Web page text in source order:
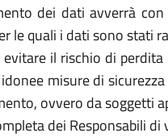
dei dati avverrà
le quali i dati sono stati
il rischio di
misure di
ovvero da soggetti
dei Responsabili